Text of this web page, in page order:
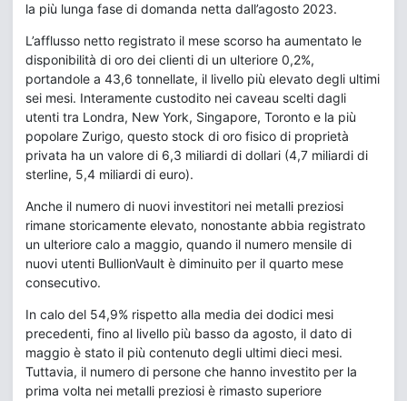
la più lunga fase di domanda netta dall’agosto 2023.
L’afflusso netto registrato il mese scorso ha aumentato le
disponibilità di oro dei clienti di un ulteriore 0,2%,
portandole a 43,6 tonnellate, il livello più elevato degli ultimi
sei mesi. Interamente custodito nei caveau scelti dagli
utenti tra Londra, New York, Singapore, Toronto e la più
popolare Zurigo, questo stock di oro fisico di proprietà
privata ha un valore di 6,3 miliardi di dollari (4,7 miliardi di
sterline, 5,4 miliardi di euro).
Anche il numero di nuovi investitori nei metalli preziosi
rimane storicamente elevato, nonostante abbia registrato
un ulteriore calo a maggio, quando il numero mensile di
nuovi utenti BullionVault è diminuito per il quarto mese
consecutivo.
In calo del 54,9% rispetto alla media dei dodici mesi
precedenti, fino al livello più basso da agosto, il dato di
maggio è stato il più contenuto degli ultimi dieci mesi.
Tuttavia, il numero di persone che hanno investito per la
prima volta nei metalli preziosi è rimasto superiore